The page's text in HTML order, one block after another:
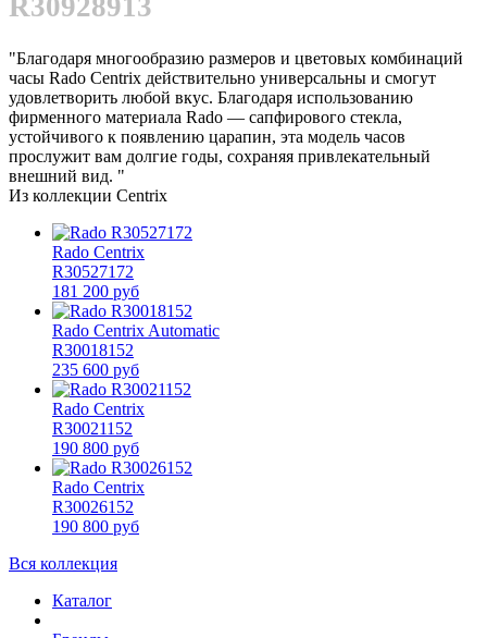
R30928913
"Благодаря многообразию размеров и цветовых комбинаций
часы Rado Centrix действительно универсальны и смогут
удовлетворить любой вкус. Благодаря использованию
фирменного материала Rado — сапфирового стекла,
устойчивого к появлению царапин, эта модель часов
прослужит вам долгие годы, сохраняя привлекательный
внешний вид. "
Из коллекции Centrix
Rado Centrix
R30527172
181 200 руб
Rado Centrix Automatic
R30018152
235 600 руб
Rado Centrix
R30021152
190 800 руб
Rado Centrix
R30026152
190 800 руб
Вся коллекция
Каталог